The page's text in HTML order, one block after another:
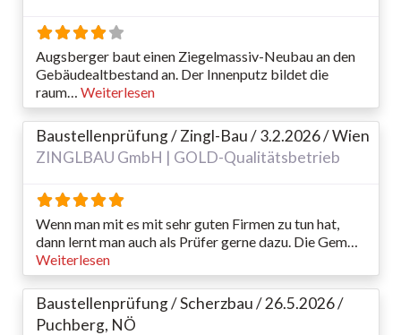
Augsberger baut einen Ziegelmassiv-Neubau an den
Gebäudealtbestand an. Der Innenputz bildet die
raum… Weiterlesen
Baustellenprüfung / Zingl-Bau / 3.2.2026 / Wien
ZINGLBAU GmbH | GOLD-Qualitätsbetrieb
Wenn man mit es mit sehr guten Firmen zu tun hat,
dann lernt man auch als Prüfer gerne dazu. Die Gem…
Weiterlesen
Baustellenprüfung / Scherzbau / 26.5.2026 /
Puchberg, NÖ